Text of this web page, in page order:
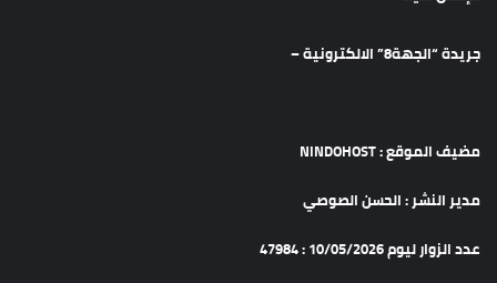
جريدة “الجهة8” الالكترونية –
مضيف الموقع : NINDOHOST
مدير النشر : الحسن الصوصي
عدد الزوار ليوم 10/05/2026 : 47984